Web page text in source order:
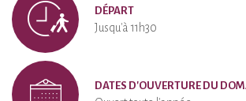
DÉPART
Jusqu'à 11h30
DATES D'OUVERTURE DU